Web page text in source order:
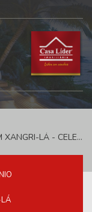
LÁ - CELEBRATION